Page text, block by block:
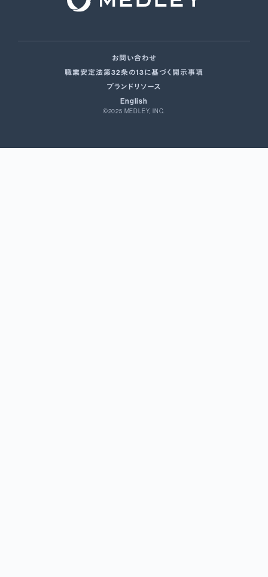
©2025 MEDLEY, INC.
お問い合わせ
職業安定法第32条の13に基づく開示事項
ブランドリソース
English